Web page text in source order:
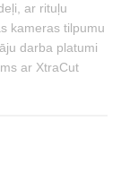
ar rituļu
kameras tilpumu
darba platumi
ar XtraCut